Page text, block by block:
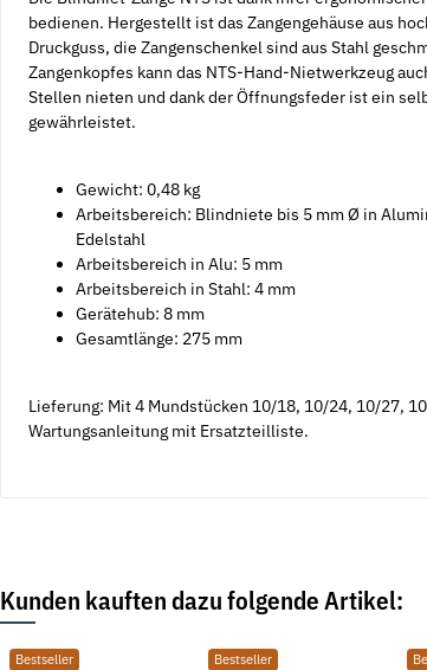
bedienen. Hergestellt ist das Zangengehäuse aus
Druckguss, die Zangenschenkel sind aus Stahl
Zangenkopfes kann das NTS-Hand-Nietwerkzeug
Stellen nieten und dank der Öffnungsfeder ist ein
gewährleistet.
Gewicht: 0,48 kg
Arbeitsbereich: Blindniete bis 5 mm Ø in
Edelstahl
Arbeitsbereich in Alu: 5 mm
Arbeitsbereich in Stahl: 4 mm
Gerätehub: 8 mm
Gesamtlänge: 275 mm
Lieferung: Mit 4 Mundstücken 10/18, 10/24, 10/27,
Wartungsanleitung mit Ersatzteilliste.
Kunden kauften dazu folgende Artikel:
Bestseller Bestseller